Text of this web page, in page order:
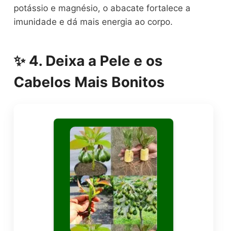
potássio e magnésio, o abacate fortalece a
imunidade e dá mais energia ao corpo.
✨ 4. Deixa a Pele e os
Cabelos Mais Bonitos